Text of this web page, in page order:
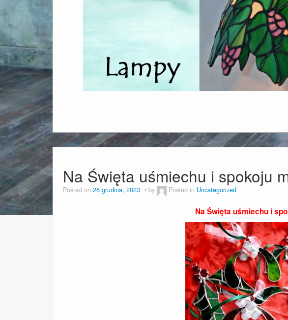
Na Święta uśmiechu i spokoju
Posted on 26 grudnia, 2023 by Posted in Uncategorized
Na Święta uśmiechu i